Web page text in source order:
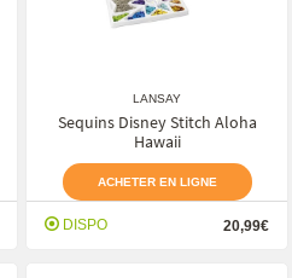
LANSAY
Sequins Disney Stitch Aloha
Hawaii
ACHETER EN LIGNE
DISPO 20,99€